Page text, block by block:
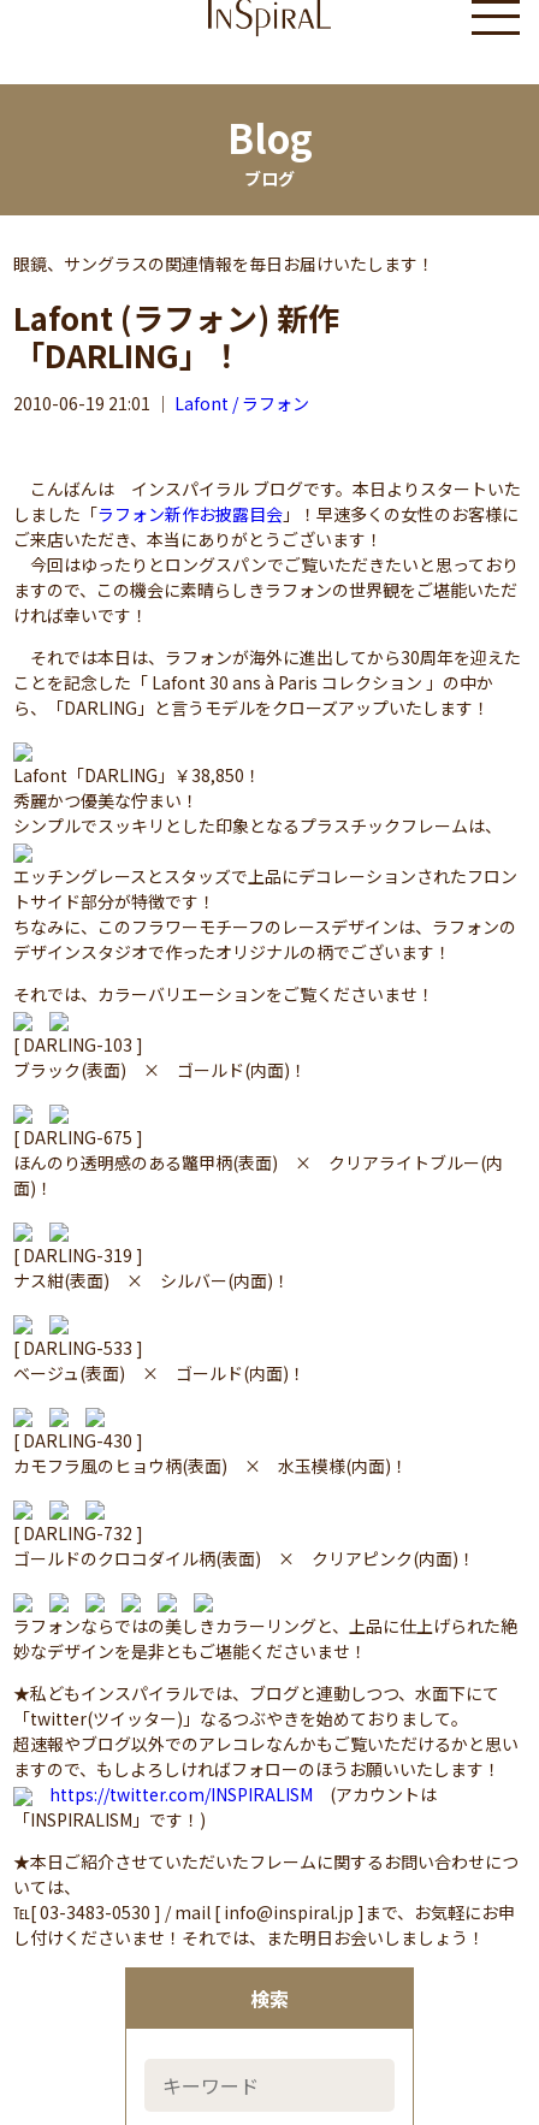
Blog
ブログ
検索
眼鏡、サングラスの関連情報を毎日お届けいたします！
Lafont (ラフォン) 新作
「DARLING」！
2010-06-19 21:01 ｜ Lafont / ラフォン
こんばんは インスパイラル ブログです。本日よりスタートいた
しました「ラフォン新作お披露目会 」！早速多くの女性のお客様に
ご来店いただき、本当にありがとうございます！
今回はゆったりとロングスパンでご覧いただきたいと思っており
ますので、この機会に素晴らしきラフォンの世界観をご堪能いただ
ければ幸いです！
それでは本日は、ラフォンが海外に進出してから30周年を迎えた
ことを記念した「 Lafont 30 ans à Paris コレクション 」の中か
ら、「DARLING」と言うモデルをクローズアップいたします！
Lafont「DARLING」￥38,850！
秀麗かつ優美な佇まい！
シンプルでスッキリとした印象となるプラスチックフレームは、
エッチングレースとスタッズで上品にデコレーションされたフロン
トサイド部分が特徴です！
ちなみに、このフラワーモチーフのレースデザインは、ラフォンの
デザインスタジオで作ったオリジナルの柄でございます！
それでは、カラーバリエーションをご覧くださいませ！
[ DARLING-103 ]
ブラック(表面) × ゴールド(内面)！
[ DARLING-675 ]
ほんのり透明感のある鼈甲柄(表面) × クリアライトブルー(内
面)！
[ DARLING-319 ]
ナス紺(表面) × シルバー(内面)！
[ DARLING-533 ]
ベージュ(表面) × ゴールド(内面)！
[ DARLING-430 ]
カモフラ風のヒョウ柄(表面) × 水玉模様(内面)！
[ DARLING-732 ]
ゴールドのクロコダイル柄(表面) × クリアピンク(内面)！
ラフォンならではの美しきカラーリングと、上品に仕上げられた絶
妙なデザインを是非ともご堪能くださいませ！
★私どもインスパイラルでは、ブログと連動しつつ、水面下にて
「twitter(ツイッター)」なるつぶやきを始めておりまして。
超速報やブログ以外でのアレコレなんかもご覧いただけるかと思い
ますので、もしよろしければフォローのほうお願いいたします！
https://twitter.com/INSPIRALISM (アカウントは
「INSPIRALISM」です！)
★本日ご紹介させていただいたフレームに関するお問い合わせにつ
いては、
℡[ 03-3483-0530 ] / mail [ info@inspiral.jp ]まで、お気軽にお申
し付けくださいませ！それでは、また明日お会いしましょう！